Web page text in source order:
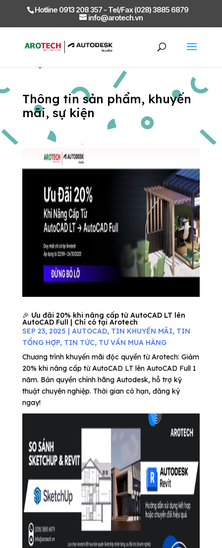
Hotline 0913 208 357 - Tel/Fax (028) 3885 6879
info@arotech.vn
Thông tin sản phẩm, khuyến
mãi, sự kiện
🎉 Ưu đãi 20% khi nâng cấp từ AutoCAD LT lên
AutoCAD Full | Chỉ có tại Arotech
SEP 23, 2025 | AUTOCAD, TIN KHUYẾN MÃI, TIN
TỔNG HỢP, TIN TỨC, TƯ VẤN MUA HÀNG
Chương trình khuyến mãi độc quyền từ Arotech: Giảm
20% khi nâng cấp từ AutoCAD LT lên AutoCAD Full 1
năm. Bản quyền chính hãng Autodesk, hỗ trợ kỹ
thuật chuyên nghiệp. Thời gian có hạn, đăng ký
ngay!